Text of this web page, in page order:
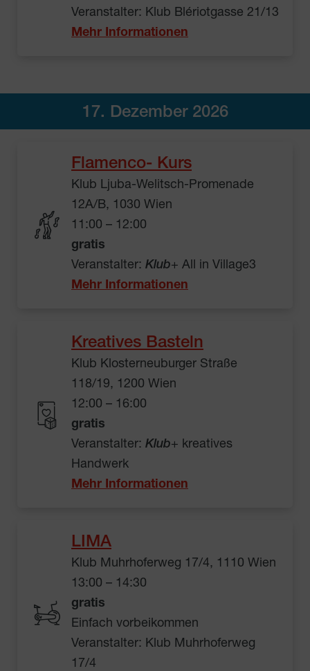
Veranstalter: Klub Blériotgasse 21/13
Mehr Informationen
17. Dezember 2026
Flamenco- Kurs
Klub Ljuba-Welitsch-Promenade
12A/B, 1030 Wien
11:00 – 12:00
gratis
Veranstalter: Klub+ All in Village3
Mehr Informationen
Kreatives Basteln
Klub Klosterneuburger Straße
118/19, 1200 Wien
12:00 – 16:00
gratis
Veranstalter: Klub+ kreatives
Handwerk
Mehr Informationen
LIMA
Klub Muhrhoferweg 17/4, 1110 Wien
13:00 – 14:30
gratis
Einfach vorbeikommen
Veranstalter: Klub Muhrhoferweg
17/4